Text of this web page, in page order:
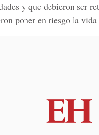
y que debieron ser
poner en riesgo la vida